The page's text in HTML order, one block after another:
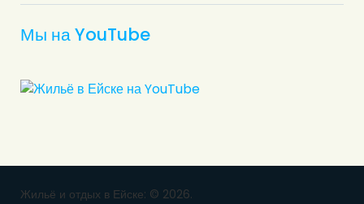
Мы на YouTube
Жильё и отдых в Ейске: © 2026.